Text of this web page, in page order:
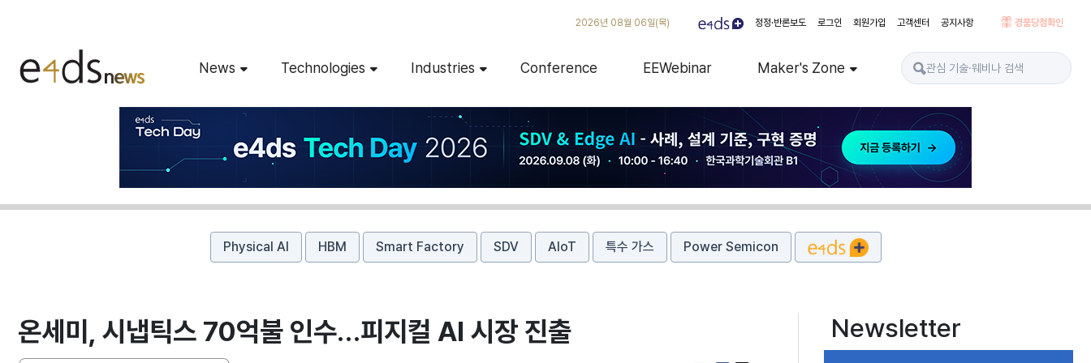
2026년 08월 06일(목) 정정·반론보도 로그인 회원가입 고객센터 공지사항 경품당첨확인
News Technologies Industries Conference EEWebinar Maker's Zone
Physical AI HBM Smart Factory SDV AIoT 특수 가스 Power Semicon
온세미, 시냅틱스 70억불 인수…피지컬 AI 시장 진출 Newsletter